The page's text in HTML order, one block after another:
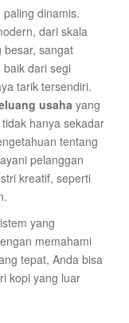
dinamis.
dari skala
sangat
dari segi
tarik tersendiri.
usaha yang
hanya sekadar
tentang
pelanggan
kreatif, seperti
yang
memahami
tepat, Anda bisa
kopi yang luar